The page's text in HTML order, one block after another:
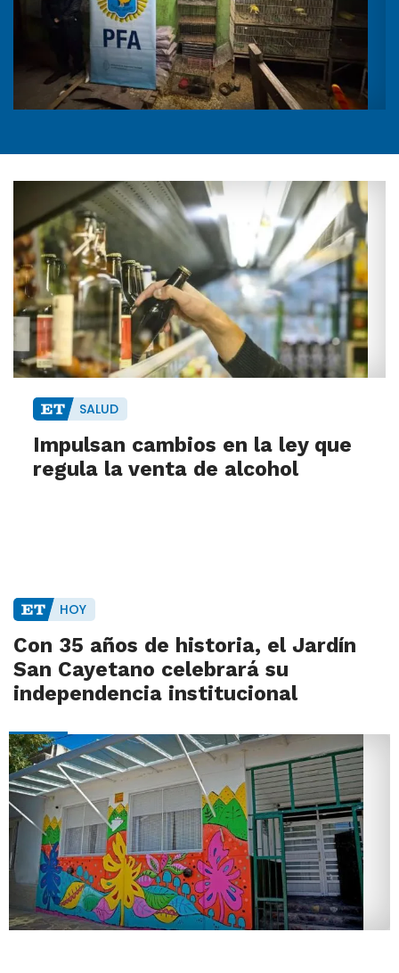
SALUD
Impulsan cambios en la ley que
regula la venta de alcohol
HOY
Con 35 años de historia, el Jardín
San Cayetano celebrará su
independencia institucional